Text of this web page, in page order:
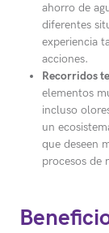
ahorro de
diferentes
experiencia
acciones.
Recorridos
elementos
incluso
un
que deseen
procesos de